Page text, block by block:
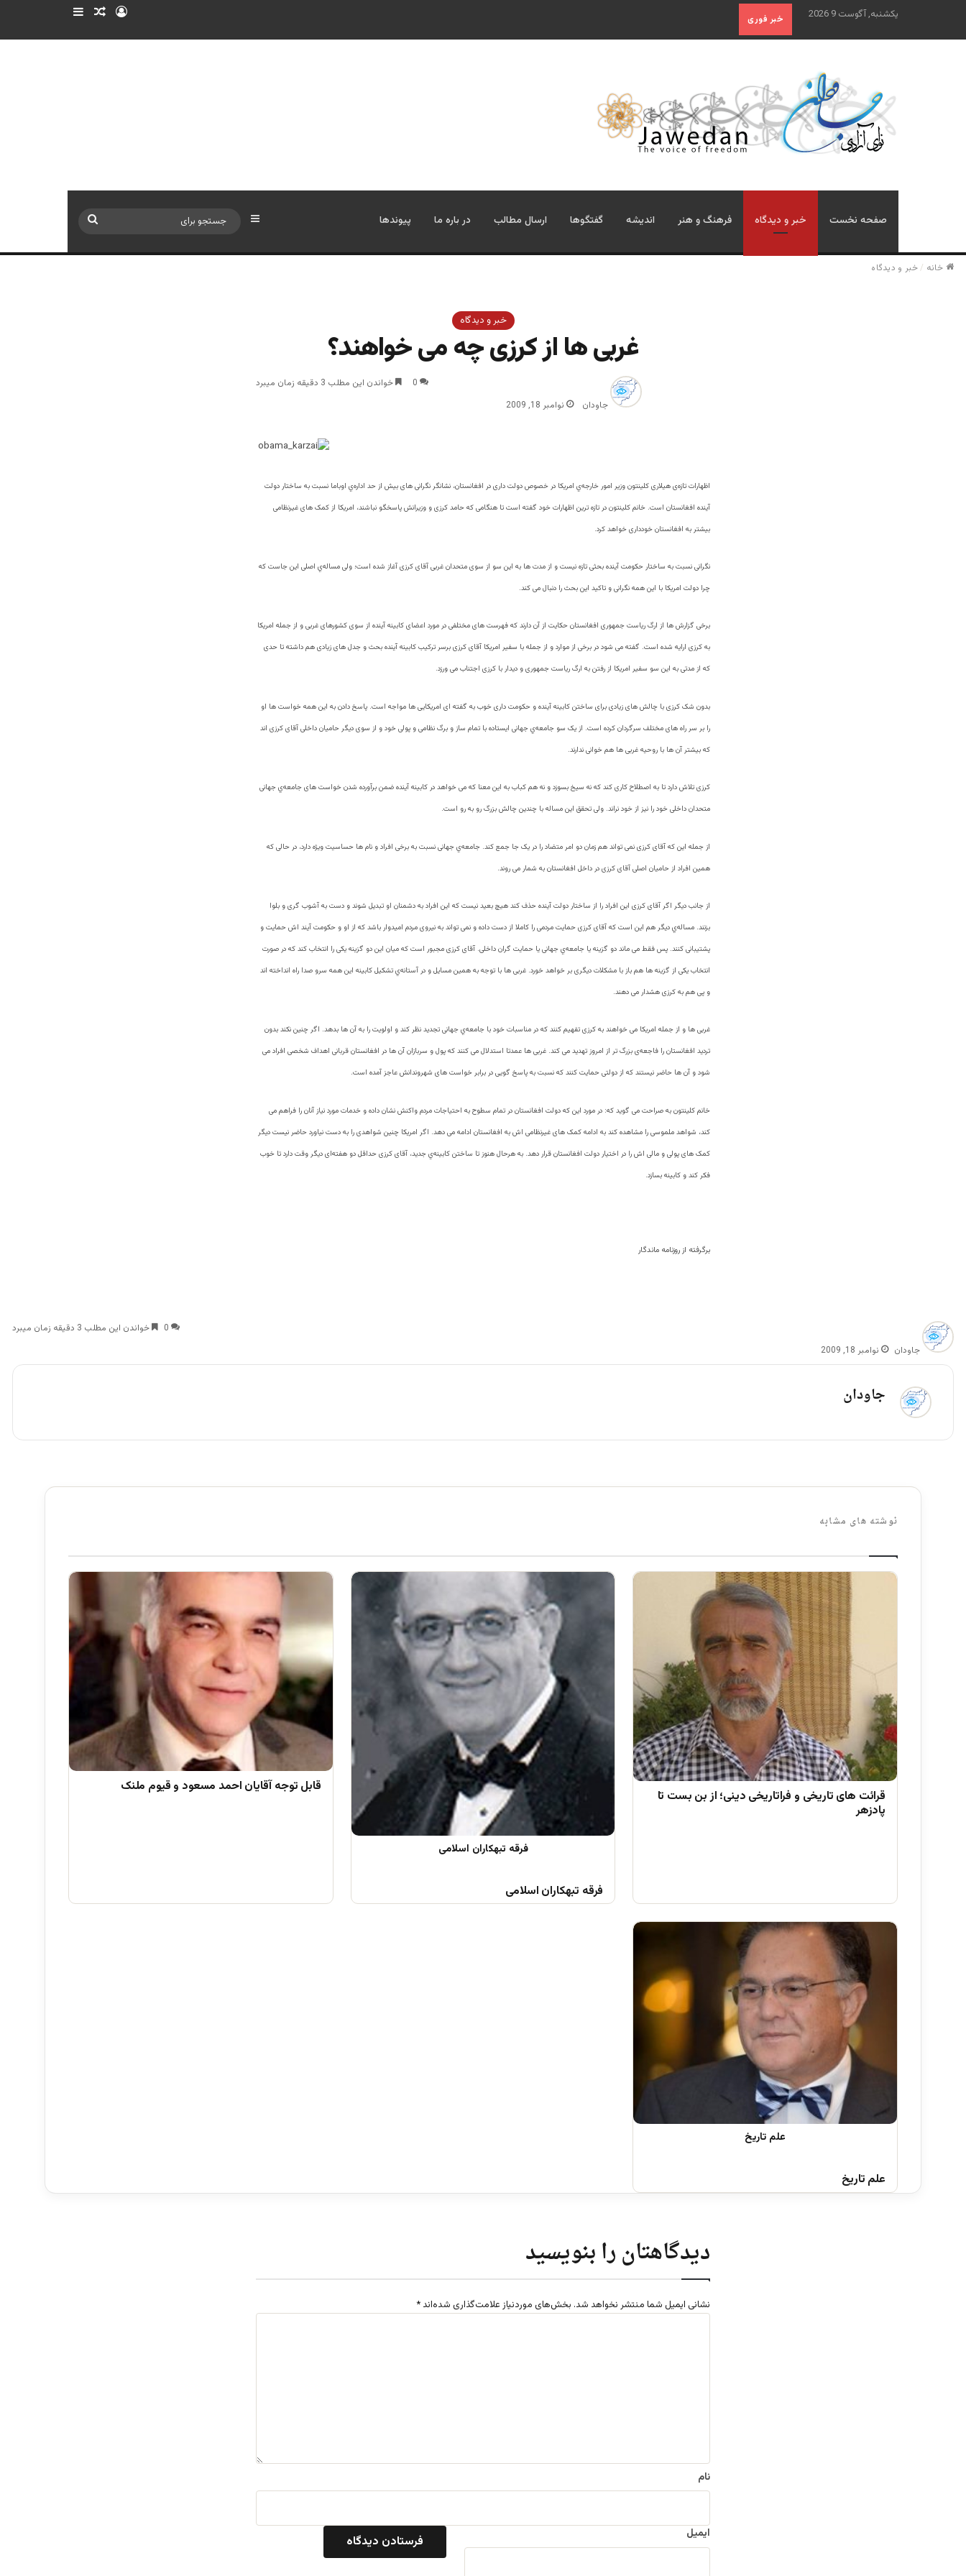
یکشنبه, آگوست 9 2026 خبر فوری ورود نوشته تصادفی
صفحه نخست خبر و دیدگاه فرهنگ و هنر اندیشه گفتگوها ارسال مطالب در باره ما پیوندها سایدبار
خانه /خبر و دیدگاه
خبر و دیدگاه
غربی ها از کرزی چه می خواهند؟
جاودان نوامبر 18, 2009
0 خواندن این مطلب 3 دقیقه زمان میبرد
اظهارات تازه‌ی هیلاری کلينتون وزیر امور خارجه‌ي امریکا در خصوص دولت داری در افغانستان، نشانگر نگرانی های بیش از حد اداره‌ي اوباما نسبت به ساختار دولت
آینده افغانستان است. خانم کلينتون در تازه ترین اظهارات خود گفته است تا هنگامی که حامد کرزی و وزیرانش پاسخگو نباشند، امریکا از کمک های غیرنظامی
بیشتر به افغانستان خودداری خواهد کرد.
نگرانی نسبت به ساختار حکومت آینده بحثی تازه نیست و از مدت ها به این سو از سوی متحدان غربی آقای کرزی آغاز شده است؛ ولی مساله‌ي اصلی این جاست که
چرا دولت امریکا با این همه نگرانی و تاکید این بحث را دنبال می کند.
برخی گزارش ها از ارگ ریاست جمهوری افغانستان حکایت از آن دارند که فهرست های مختلفی در مورد اعضای کابینه آینده از سوی کشورهای غربی و از جمله امریکا
به کرزی ارایه شده است. گفته می شود در برخی از موارد و از جمله با سفیر امریکا آقای کرزی برسر ترکیب کابینه آینده بحث و جدل های زیادی هم داشته تا حدی
که از مدتی به این سو سفیر امریکا از رفتن به ارگ ریاست جمهوری و دیدار با کرزی اجتناب می ورزد.
بدون شک کرزی با چالش های زیادی برای ساختن کابینه آینده و حکومت داری خوب به گفته ای امریکایی ها مواجه است. پاسخ دادن به این همه خواست ها او
را بر سر راه های مختلف سرگردان کرده است. از یک سو جامعه‌ي جهانی ایستاده با تمام ساز و برگ نظامی و پولی خود و از سوی دیگر حامیان داخلی آقای کرزی اند
که بیشتر آن ها با روحیه غربی ها هم خوانی ندارند.
کرزی تلاش دارد تا به اصطلاح کاری کند که نه سیخ بسوزد و نه هم کباب به این معنا که می خواهد در کابینه آینده ضمن برآورده شدن خواست های جامعه‌ي جهانی
متحدان داخلی خود را نیز از خود نراند. ولی تحقق این مساله با چندین چالش بزرگ رو به رو است.
از جمله این که آقای کرزی نمی تواند هم زمان دو امر متضاد را در یک جا جمع کند. جامعه‌ي جهانی نسبت به برخی افراد و نام ها حساسیت ویژه دارد، در حالی که
همین افراد از حامیان اصلی آقای کرزی در داخل افغانستان به شمار می روند.
از جانب دیگر اگر آقای کرزی این افراد را از ساختار دولت آینده حذف کند هیچ بعید نیست که این افراد به دشمنان او تبدیل شوند و دست به آشوب گری و بلوا
بزنند. مساله‌ي دیگر هم این است که آقای کرزی حمایت مردمی را کاملا از دست داده و نمی تواند به نیروی مردم امیدوار باشد که از او و حکومت آیند اش حمایت و
پشتیبانی کنند. پس فقط می ماند دو گزینه یا جامعه‌ي جهانی یا حمایت گران داخلی. آقای کرزی مجبور است که میان این دو گزینه یکی را انتخاب کند که در صورت
انتخاب یکی از گزینه ها هم باز با مشکلات دیگری بر خواهد خورد. غربی ها با توجه به همین مسایل و در آستانه‌ي تشکیل کابینه این همه سرو صدا راه انداخته اند
و پی هم به کرزی هشدار می دهند.
غربی ها و از جمله امریکا می خواهند به کرزی تفهیم کنند که در مناسبات خود با جامعه‌ي جهانی تجدید نظر کند و اولویت را به آن ها بدهد. اگر چنین نکند بدون
تردید افغانستان را فاجعه‌ی بزرگ تر از امروز تهدید می کند. غربی ها عمدتا استدلال می کنند که پول و سربازان آن ها در افغانستان قربانی اهداف شخصی افراد می
شود و آن ها حاضر نیستند که از دولتی حمایت کنند که نسبت به پاسخ گویی در برابر خواست های شهروندانش عاجز آمده است.
خانم کلينتون به صراحت می گوید که: در مورد این که دولت افغانستان در تمام سطوح به احتیاجات مردم واکنش نشان داده و خدمات مورد نیاز آنان را فراهم می
کند، شواهد ملموسی را مشاهده کند به ادامه کمک های غیرنظامی اش به افغانستان ادامه می دهد. اگر امریکا چنین شواهدی را به دست نیاورد حاضر نیست دیگر
کمک های پولی و مالی اش را در اختیار دولت افغانستان قرار دهد. به هرحال هنوز تا ساختن کابینه‌ي جدید، آقای کرزی حداقل دو هفته‌ای دیگر وقت دارد تا خوب
فکر کند و کابینه بسازد.
برگرفته از روزنامه ماندگار
جاودان نوامبر 18, 2009
0 خواندن این مطلب 3 دقیقه زمان میبرد
جاودان
نوشته های مشابه
قرائت های تاریخی و فراتاریخی دینی؛ از بن بست تا
پادزهر
فرقه تبهکاران اسلامی
قابل توجه آقایان احمد مسعود و قیوم ملنک
علم تاریخ
دیدگاهتان را بنویسید
نشانی ایمیل شما منتشر نخواهد شد. بخش‌های موردنیاز علامت‌گذاری شده‌اند *
نام
ایمیل